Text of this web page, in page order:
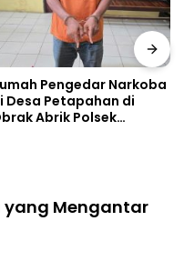
Pengedar Narkoba
Desa Petapahan di
Abrik Polsek
yang Mengantar